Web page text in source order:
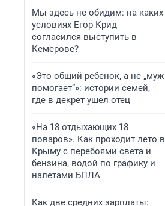
Мы здесь не обидим: на каких
условиях Егор Крид
согласился выступить в
Кемерове?
«Это общий ребенок, а не „муж
помогает“»: истории семей,
где в декрет ушел отец
«На 18 отдыхающих 18
поваров». Как проходит лето в
Крыму с перебоями света и
бензина, водой по графику и
налетами БПЛА
Как две средних зарплаты: